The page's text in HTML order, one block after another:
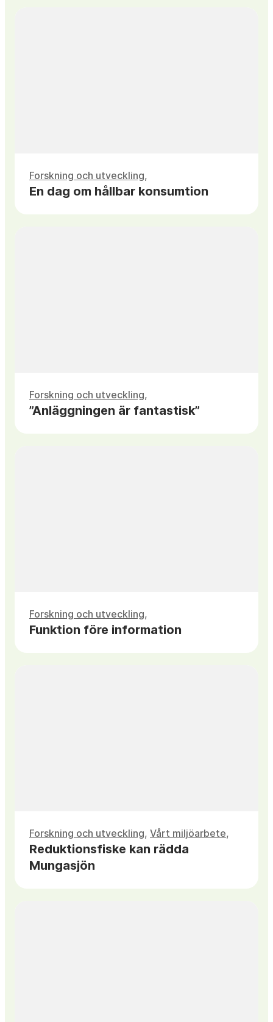
Forskning och utveckling
En dag om hållbar konsumtion
Forskning och utveckling
”Anläggningen är fantastisk”
Forskning och utveckling
Funktion före information
Forskning och utveckling, Vårt miljöarbete
Reduktionsfiske kan rädda
Mungasjön